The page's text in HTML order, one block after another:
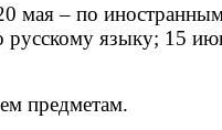
мая – по
языку; 15
предметам.